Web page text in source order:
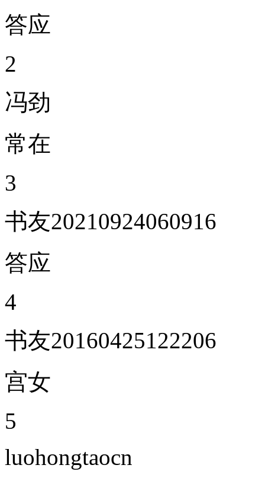
答应
2
冯劲
常在
3
书友20210924060916
答应
4
书友20160425122206
宫女
5
luohongtaocn